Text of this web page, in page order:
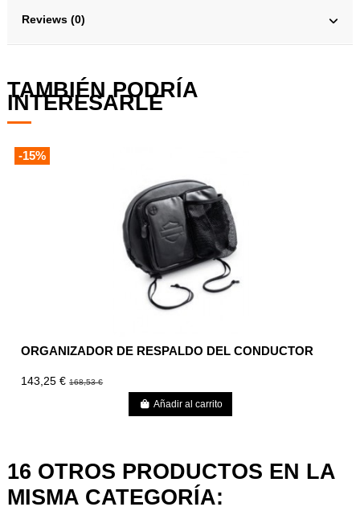
Reviews (0)
TAMBIÉN PODRÍA
INTERESARLE
-15%
ORGANIZADOR DE RESPALDO DEL CONDUCTOR
143,25 €168,53 €
Añadir al carrito
16 OTROS PRODUCTOS EN LA
MISMA CATEGORÍA: